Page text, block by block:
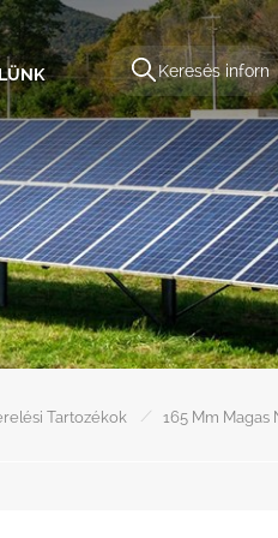
Tartozékok / 165 Mm Magas